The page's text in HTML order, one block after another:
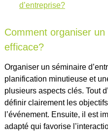
d’entreprise?
Comment organiser un
efficace?
Organiser un séminaire
planification minutieuse et
plusieurs aspects clés. Tout
définir clairement les
l’événement. Ensuite, il est
adapté qui favorise